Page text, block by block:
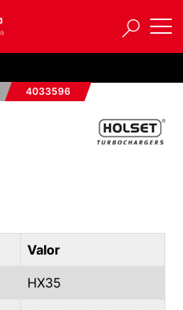
4033596
Valor
HX35